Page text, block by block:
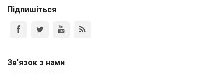
Підпишіться
Зв'язок з нами